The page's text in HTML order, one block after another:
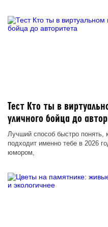
Тест Кто ты в
уличного бойца до
Лучший способ быстро понять,
подходит именно тебе в 2026
юмором,